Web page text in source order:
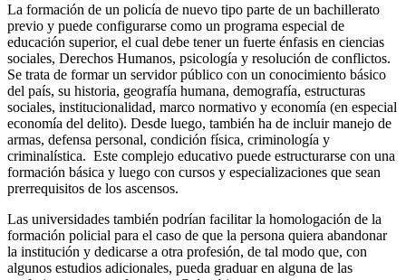
La formación de un policía de nuevo tipo parte de un bachillerato
previo y puede configurarse como un programa especial de
educación superior, el cual debe tener un fuerte énfasis en ciencias
sociales, Derechos Humanos, psicología y resolución de conflictos.
Se trata de formar un servidor público con un conocimiento básico
del país, su historia, geografía humana, demografía, estructuras
sociales, institucionalidad, marco normativo y economía (en especial
economía del delito). Desde luego, también ha de incluir manejo de
armas, defensa personal, condición física, criminología y
criminalística. Este complejo educativo puede estructurarse con una
formación básica y luego con cursos y especializaciones que sean
prerrequisitos de los ascensos.
Las universidades también podrían facilitar la homologación de la
formación policial para el caso de que la persona quiera abandonar
la institución y dedicarse a otra profesión, de tal modo que, con
algunos estudios adicionales, pueda graduar en alguna de las